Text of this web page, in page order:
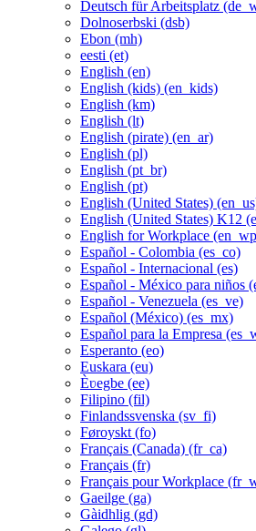
Deutsch für Arbeitsplatz
Dolnoserbski ‎(dsb)‎
Ebon ‎(mh)‎
eesti ‎(et)‎
English ‎(en)‎
English (kids) ‎(en_kids)‎
English ‎(km)‎
English ‎(lt)‎
English (pirate) ‎(en_ar)‎
English ‎(pl)‎
English ‎(pt_br)‎
English ‎(pt)‎
English (United States)
English (United States) K12
English for Workplace
Español - Colombia ‎(es_co)‎
Español - Internacional ‎(es)‎
Español - México para niños
Español - Venezuela ‎(es_ve)‎
Español (México) ‎(es_mx)‎
Español para la Empresa
Esperanto ‎(eo)‎
Euskara ‎(eu)‎
Èʋegbe ‎(ee)‎
Filipino ‎(fil)‎
Finlandssvenska ‎(sv_fi)‎
Føroyskt ‎(fo)‎
Français (Canada) ‎(fr_ca)‎
Français ‎(fr)‎
Français pour Workplace
Gaeilge ‎(ga)‎
Gàidhlig ‎(gd)‎